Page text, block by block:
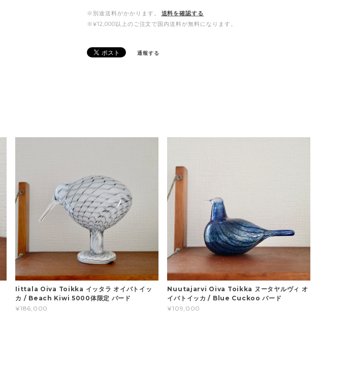
※別途送料がかかります。
送料を確認する
※¥12,000以上のご注文で国内送料が無料になります。
通報する
Iittala Oiva Toikka イッタラ オイバトイッ
カ / Beach Kiwi 5000体限定 バード
¥186,000
Nuutajarvi Oiva Toikka ヌータヤルヴィ オ
イバトイッカ / Blue Cuckoo バード
¥109,000